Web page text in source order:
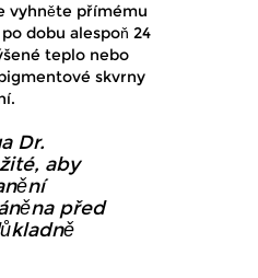
vyhněte přímému
dobu alespoň 24
teplo nebo
skvrny
Dr.
aby
před